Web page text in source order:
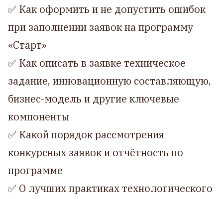
✅ Как оформить и не допустить ошибок
при заполнении заявок на программу
«Старт»
✅ Как описать в заявке техническое
задание, инновационную составляющую,
бизнес-модель и другие ключевые
компоненты
✅ Какой порядок рассмотрения
конкурсных заявок и отчётность по
программе
✅ О лучших практиках технологического